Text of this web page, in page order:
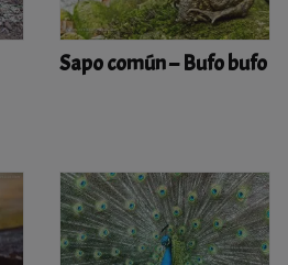
Sapo común – Bufo bufo